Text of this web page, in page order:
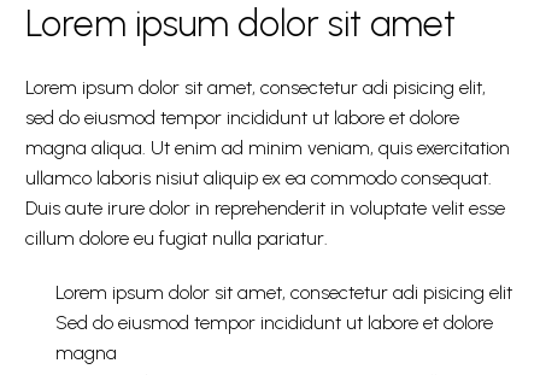
Lorem ipsum dolor sit amet
Lorem ipsum dolor sit amet, consectetur adi pisicing elit,
sed do eiusmod tempor incididunt ut labore et dolore
magna aliqua. Ut enim ad minim veniam, quis exercitation
ullamco laboris nisiut aliquip ex ea commodo consequat.
Duis aute irure dolor in reprehenderit in voluptate velit esse
cillum dolore eu fugiat nulla pariatur.
Lorem ipsum dolor sit amet, consectetur adi pisicing elit
Sed do eiusmod tempor incididunt ut labore et dolore
magna